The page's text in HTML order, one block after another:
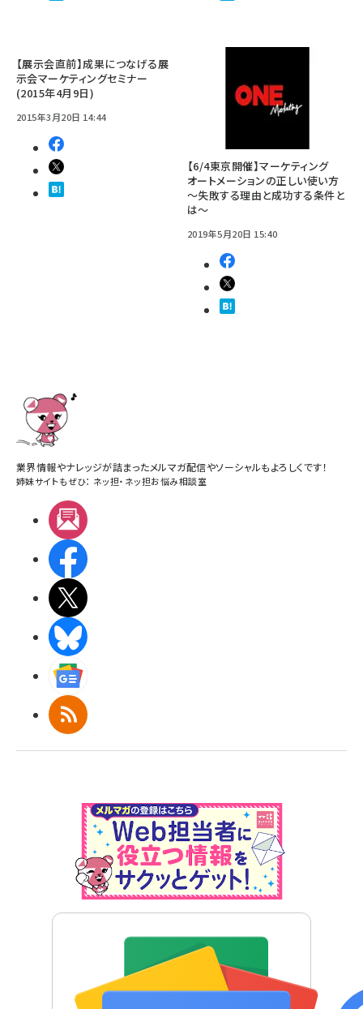
【展示会直前】成果につなげる展
示会マーケティングセミナー
(2015年4月9日)
2015年3月20日 14:44
【6/4東京開催】マーケティング
オートメーションの正しい使い方
～失敗する理由と成功する条件と
は～
2019年5月20日 15:40
業界情報やナレッジが詰まったメルマガ配信やソーシャルもよろしくです！
姉妹サイトもぜひ： ネッ担・ ネッ担お悩み相談室
RSS